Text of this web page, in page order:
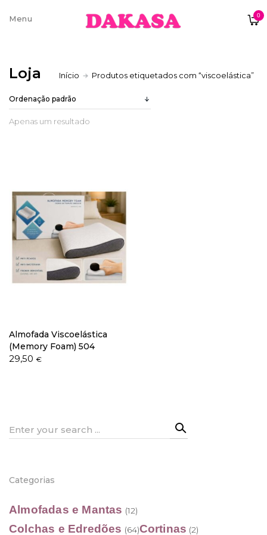
0
Sobre nós
Trocas e Devoluções
Termos e condições
Loja Início Produtos etiquetados com “viscoelástica”
Apenas um resultado
Almofada Viscoelástica
(Memory Foam) 504
29,50 €
Search
Categorias
Almofadas e Mantas (12)
Colchas e Edredões (64)Cortinas (2)